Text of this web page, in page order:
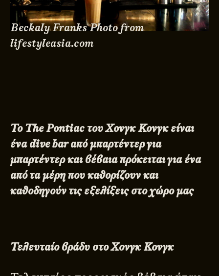
Beckaly Franks Photo from
lifestyleasia.com
ΤοThePontiac του Χονγκ Κονγκ είναι
έναdivebar από μπαρτέντερ για
μπαρτέντερ και βέβαια πρόκειται για ένα
από τα μέρη που καθορίζουν και
καθοδηγούν τις εξελίξεις στο χώρο μας
Τελευταίο βράδυ στο Χονγκ Κονγκ